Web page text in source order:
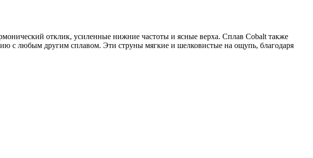
отклик, усиленные нижние частоты и ясные верха. Сплав Cobalt также
с любым другим сплавом. Эти струны мягкие и шелковистые на ощупь, благодаря